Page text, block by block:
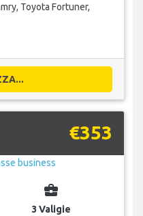
Toyota Fortuner,
€353
business_center
3 Valigie